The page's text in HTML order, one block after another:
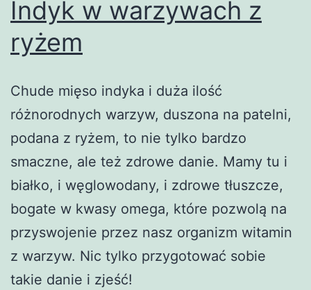
Indyk w warzywach z
ryżem
Chude mięso indyka i duża ilość
różnorodnych warzyw, duszona na patelni,
podana z ryżem, to nie tylko bardzo
smaczne, ale też zdrowe danie. Mamy tu i
białko, i węglowodany, i zdrowe tłuszcze,
bogate w kwasy omega, które pozwolą na
przyswojenie przez nasz organizm witamin
z warzyw. Nic tylko przygotować sobie
takie danie i zjeść!